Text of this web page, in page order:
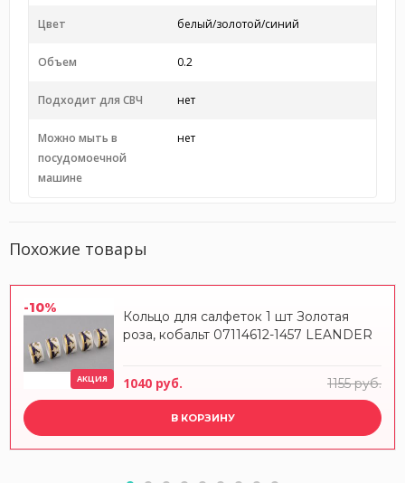
Цвет белый/золотой/синий
Объем 0.2
Подходит для СВЧ нет
Можно мыть в
посудомоечной
машине
нет
Похожие товары
-10%
АКЦИЯ
Кольцо для салфеток 1 шт Золотая
роза, кобальт 07114612-1457 LEANDER
1040 руб. 1155 руб.
В КОРЗИНУ